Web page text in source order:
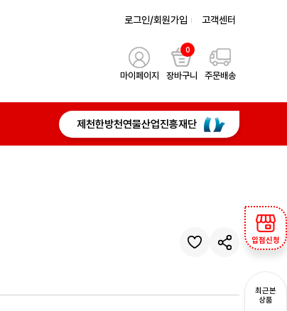
로그인/회원가입 고객센터
마이페이지
0
장바구니 주문배송
제천한방천연물산업진흥재단
입점신청
최근본
상품